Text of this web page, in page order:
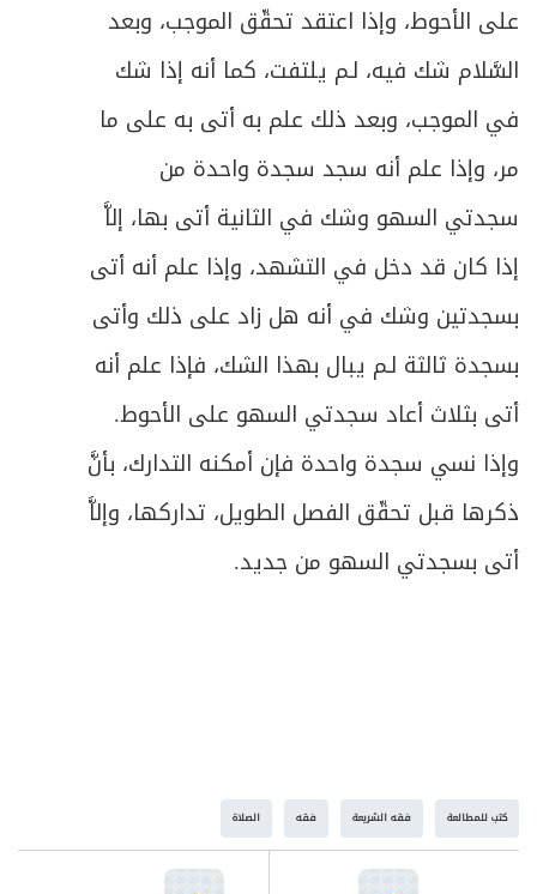
على الأحوط، وإذا اعتقد تحقّق الموجب، وبعد
السَّلام شك فيه، لـم يلتفت، كما أنه إذا شك
في الموجب، وبعد ذلك علم به أتى به على ما
مر، وإذا علم أنه سجد سجدة واحدة من
سجدتي السهو وشك في الثانية أتى بها، إلاَّ
إذا كان قد دخل في التشهد، وإذا علم أنه أتى
بسجدتين وشك في أنه هل زاد على ذلك وأتى
بسجدة ثالثة لـم يبال بهذا الشك، فإذا علم أنه
أتى بثلاث أعاد سجدتي السهو على الأحوط.
وإذا نسي سجدة واحدة فإن أمكنه التدارك، بأنَّ
ذكرها قبل تحقّق الفصل الطويل، تداركها، وإلاَّ
أتى بسجدتي السهو من جديد.
كتب للمطالعة فقه الشريعة فقه الصلاة